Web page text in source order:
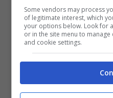
Some vendors may process
of legitimate interest, which
your options below. Look for
or in the site menu to
and cookie settings.